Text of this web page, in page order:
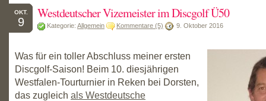
OKT.
9
Westdeutscher Vizemeister im Discgolf Ü50
Kategorie: Allgemein Kommentare (5) 9. Oktober 2016
Was für ein toller Abschluss meiner ersten
Discgolf-Saison! Beim 10. diesjährigen
Westfalen-Tourturnier in Reken bei Dorsten,
das zugleich als Westdeutsche